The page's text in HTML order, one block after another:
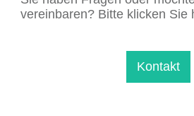
vereinbaren? Bitte klicken Sie
Kontakt